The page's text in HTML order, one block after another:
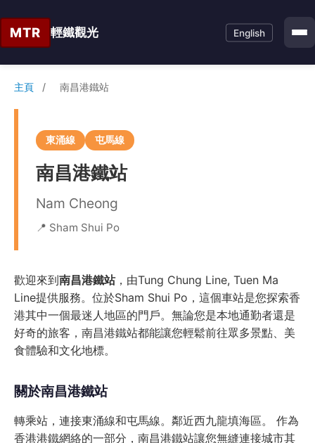
MTR 輕鐵觀光 English
主頁 / 南昌港鐵站
東涌線 屯馬線
南昌港鐵站
Nam Cheong
📍 Sham Shui Po
歡迎來到南昌港鐵站，由Tung Chung Line, Tuen Ma
Line提供服務。位於Sham Shui Po，這個車站是您探索香
港其中一個最迷人地區的門戶。無論您是本地通勤者還是
好奇的旅客，南昌港鐵站都能讓您輕鬆前往眾多景點、美
食體驗和文化地標。
關於南昌港鐵站
轉乘站，連接東涌線和屯馬線。鄰近西九龍填海區。 作為
香港港鐵網絡的一部分，南昌港鐵站讓您無縫連接城市其